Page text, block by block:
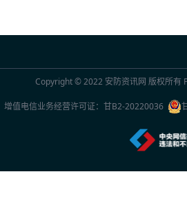
Copyright © 2022 安防资讯网 版权所有
增值电信业务经营许可证： 甘B2-20220036